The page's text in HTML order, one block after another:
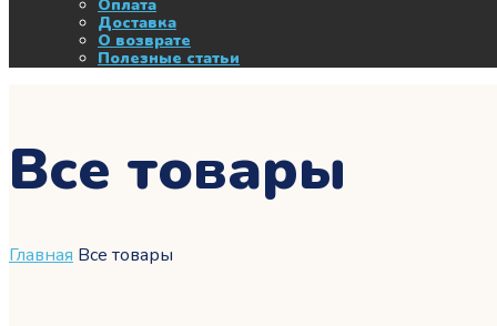
Оплата
Доставка
О возврате
Полезные статьи
Все товары
Главная Все товары